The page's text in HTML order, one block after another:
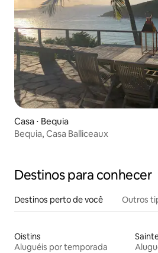
Casa ⋅ Bequia
Bequia, Casa Balliceaux
Destinos para conhecer
Destinos perto de você Outros
Oistins
Aluguéis por temporada